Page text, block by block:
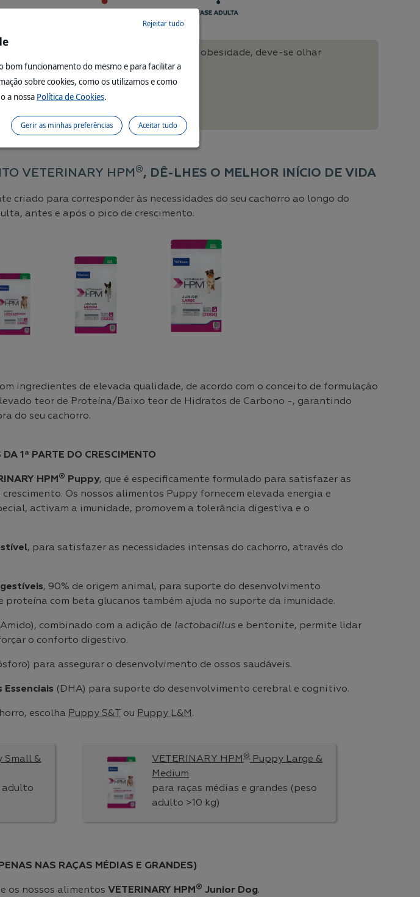
prevenir o desenvolvimento precoce de obesidade, deve-se olhar
a sua curva de peso.
requisitos nutricionais
VETERINARY HPM ®, DÊ-LHES O MELHOR INÍCIO DE VIDA
criado para corresponder às necessidades do seu cachorro ao longo do
antes e após o pico de crescimento.
ingredientes de elevada qualidade, de acordo com o conceito de formulação
teor de Proteína/Baixo teor de Hidratos de Carbono -, garantindo
do seu cachorro.
1ª PARTE DO CRESCIMENTO
HPM® Puppy, que é especificamente formulado para satisfazer as
Os nossos alimentos Puppy fornecem elevada energia e
activam a imunidade, promovem a tolerância digestiva e o
, para satisfazer as necessidades intensas do cachorro, através do
, 90% de origem animal, para suporte do desenvolvimento
proteína com beta glucanos também ajuda no suporte da imunidade.
combinado com a adição de lactobacillus e bentonite, permite lidar
o conforto digestivo.
para assegurar o desenvolvimento de ossos saudáveis.
(DHA) para suporte do desenvolvimento cerebral e cognitivo.
escolha Puppy S&T ou Puppy L&M.
Small &
adulto
VETERINARY HPM® Puppy Large &
Medium
para raças médias e grandes (peso
adulto >10 kg)
NAS RAÇAS MÉDIAS E GRANDES)
os nossos alimentos VETERINARY HPM® Junior Dog.
bom funcionamento do mesmo e para facilitar a
sobre cookies, como os utilizamos e como
a nossa Política de Cookies.
Rejeitar tudo
Aceitar tudo
Gerir as minhas preferências